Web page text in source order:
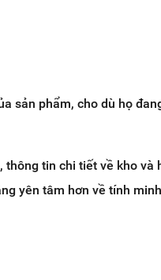
sản phẩm, cho dù họ
thông tin chi tiết về kho và
yên tâm hơn về tính